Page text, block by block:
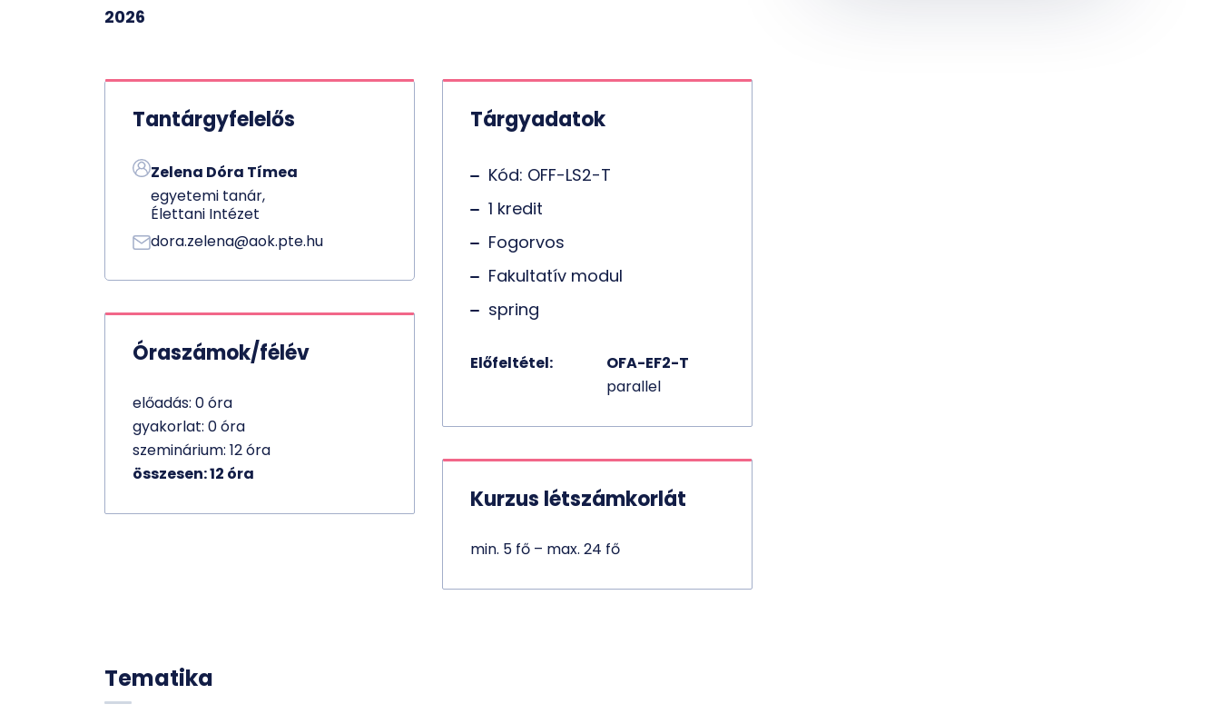
2026
Tantárgyfelelős
Zelena Dóra Tímea
egyetemi tanár,
Élettani Intézet
dora.zelena@aok.pte.hu
Óraszámok/félév
előadás: 0 óra
gyakorlat: 0 óra
szeminárium: 12 óra
összesen: 12 óra
Tárgyadatok
Kód: OFF-LS2-T
1 kredit
Fogorvos
Fakultatív modul
spring
Előfeltétel:
OFA-EF2-T
parallel
Kurzus létszámkorlát
min. 5 fő – max. 24 fő
Tematika